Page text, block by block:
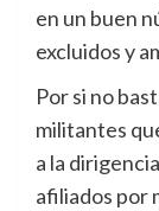
en un buen
excluidos y
Por si no
militantes
a la
afiliados por